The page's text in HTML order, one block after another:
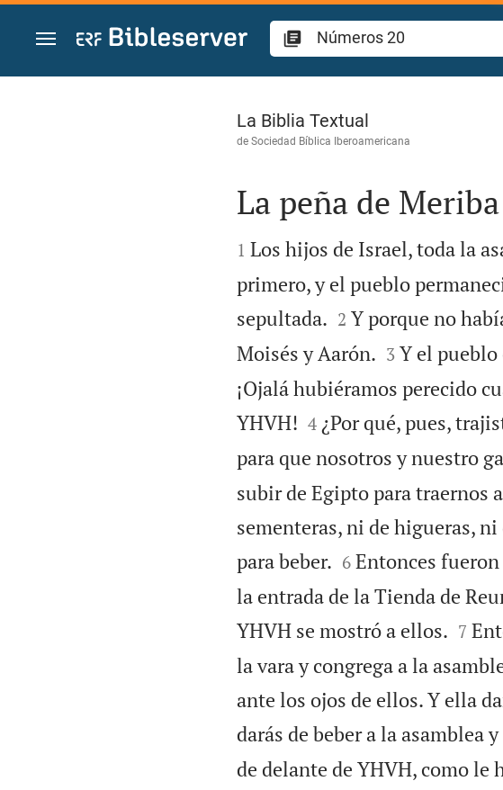
Ir a un contenido
Números 20
La Biblia Textual
de Sociedad Bíblica Iberoamericana

La peña de

1 Los hijos de Israel, toda la
primero, y el pueblo
sepultada.
2 Y porque no
Moisés y Aarón.
3 Y el
¡Ojalá hubiéramos perecido
YHVH!
4 ¿Por qué, pues,
para que nosotros y nuestro
subir de Egipto para traernos
sementeras, ni de higueras,
para beber.
6 Entonces
la entrada de la Tienda de
YHVH se mostró a ellos.
7
la vara y congrega a la
ante los ojos de ellos. Y ella
darás de beber a la asamblea
de delante de YHVH, como le